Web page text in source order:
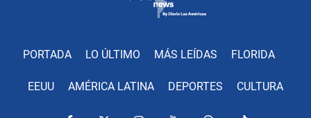
PORTADA LO ÚLTIMO MÁS LEÍDAS FLORIDA
EEUU AMÉRICA LATINA DEPORTES CULTURA